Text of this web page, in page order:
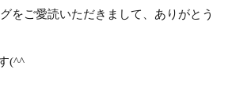
をご愛読いただきまして、ありがとう
(^^ゞ